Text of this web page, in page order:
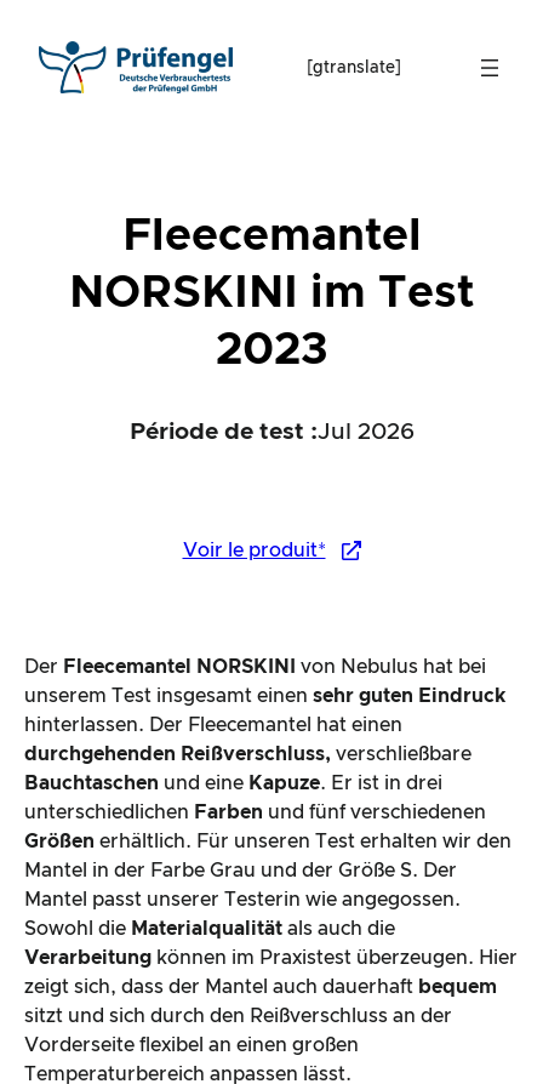
content
[gtranslate]
Fleecemantel
NORSKINI im Test
2023
Période de test :Jul 2026
Voir le produit*
Der Fleecemantel NORSKINI
von Nebulus hat bei
unserem Test insgesamt einen sehr guten Eindruck
hinterlassen. Der Fleecemantel hat einen
durchgehenden Reißverschluss, verschließbare
Bauchtaschen und eine Kapuze. Er ist in drei
unterschiedlichen Farben und fünf verschiedenen
Größen erhältlich. Für unseren Test erhalten wir den
Mantel in der Farbe Grau und der Größe S. Der
Mantel passt unserer Testerin wie angegossen.
Sowohl die Materialqualität als auch die
Verarbeitung können im Praxistest überzeugen. Hier
zeigt sich, dass der Mantel auch dauerhaft bequem
sitzt und sich durch den Reißverschluss an der
Vorderseite flexibel an einen großen
Temperaturbereich anpassen lässt.